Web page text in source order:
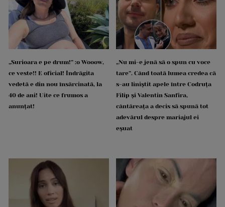
„Surioara e pe drum!” :o Wooow,
ce veste!! E oficial! Îndrăgita
vedetă e din nou însărcinată, la
40 de ani! Uite ce frumos a
anunțat!
„Nu mi-e jenă să o spun cu voce
tare”. Când toată lumea credea că
s-au liniștit apele între Codruța
Filip și Valentin Sanfira,
cântăreața a decis să spună tot
adevărul despre mariajul ei
eșuat